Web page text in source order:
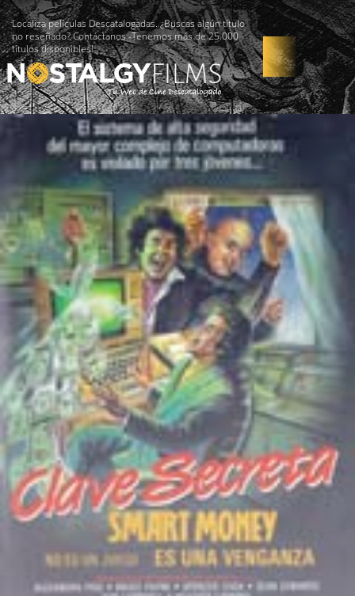
Localiza películas Descatalogadas. ¿Buscas algún título
no reseñado? Contáctanos -Tenemos más de 25.000
títulos disponibles!